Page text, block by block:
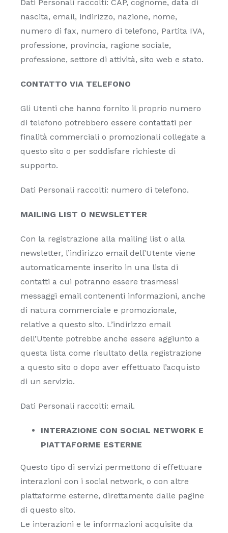
Dati Personali raccolti: CAP, cognome, data di
nascita, email, indirizzo, nazione, nome,
numero di fax, numero di telefono, Partita IVA,
professione, provincia, ragione sociale,
professione, settore di attività, sito web e stato.
CONTATTO VIA TELEFONO
Gli Utenti che hanno fornito il proprio numero
di telefono potrebbero essere contattati per
finalità commerciali o promozionali collegate a
questo sito o per soddisfare richieste di
supporto.
Dati Personali raccolti: numero di telefono.
MAILING LIST O NEWSLETTER
Con la registrazione alla mailing list o alla
newsletter, l’indirizzo email dell’Utente viene
automaticamente inserito in una lista di
contatti a cui potranno essere trasmessi
messaggi email contenenti informazioni, anche
di natura commerciale e promozionale,
relative a questo sito. L’indirizzo email
dell’Utente potrebbe anche essere aggiunto a
questa lista come risultato della registrazione
a questo sito o dopo aver effettuato l’acquisto
di un servizio.
Dati Personali raccolti: email.
INTERAZIONE CON SOCIAL NETWORK E
PIATTAFORME ESTERNE
Questo tipo di servizi permettono di effettuare
interazioni con i social network, o con altre
piattaforme esterne, direttamente dalle pagine
di questo sito.
Le interazioni e le informazioni acquisite da